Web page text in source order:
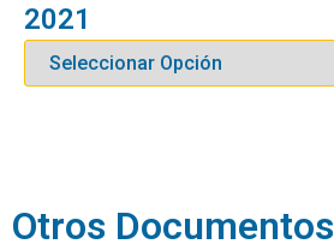
2021
Otros Documentos